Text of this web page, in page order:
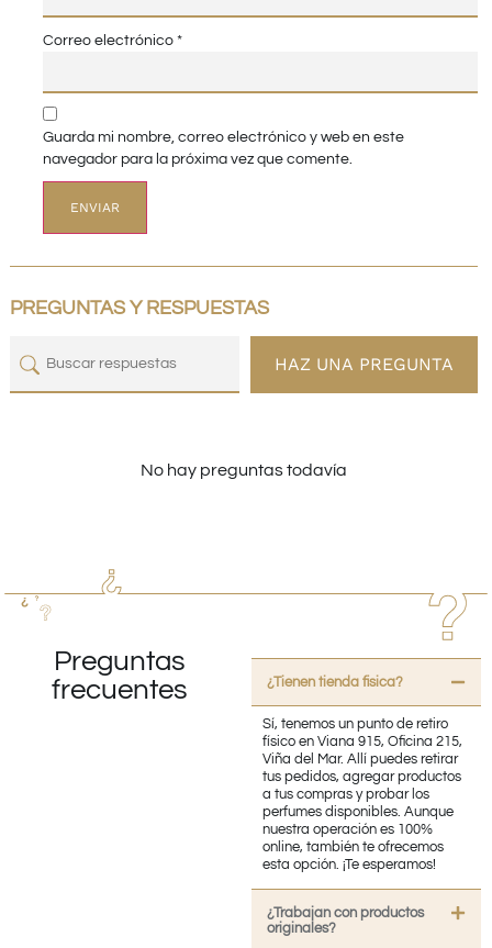
Correo electrónico *
Guarda mi nombre, correo electrónico y web en este
navegador para la próxima vez que comente.
PREGUNTAS Y RESPUESTAS
HAZ UNA PREGUNTA
No hay preguntas todavía
Preguntas
frecuentes
¿Tienen tienda fisica?
Sí, tenemos un punto de retiro
físico en Viana 915, Oficina 215,
Viña del Mar. Allí puedes retirar
tus pedidos, agregar productos
a tus compras y probar los
perfumes disponibles. Aunque
nuestra operación es 100%
online, también te ofrecemos
esta opción. ¡Te esperamos!
¿Trabajan con productos
originales?